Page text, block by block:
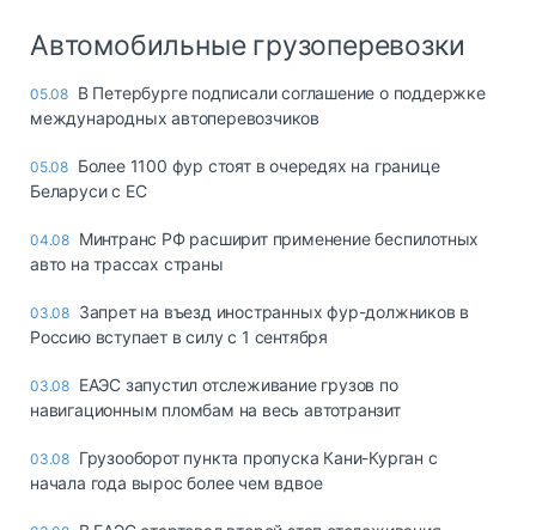
Автомобильные грузоперевозки
05.08 В Петербурге подписали соглашение о поддержке
международных автоперевозчиков
05.08 Более 1100 фур стоят в очередях на границе
Беларуси с ЕС
04.08 Минтранс РФ расширит применение беспилотных
авто на трассах страны
03.08 Запрет на въезд иностранных фур-должников в
Россию вступает в силу с 1 сентября
03.08 ЕАЭС запустил отслеживание грузов по
навигационным пломбам на весь автотранзит
03.08 Грузооборот пункта пропуска Кани-Курган с
начала года вырос более чем вдвое